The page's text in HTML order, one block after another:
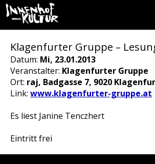
Klagenfurter Gruppe –
Datum: Mi, 23.01.2013
Veranstalter: Klagenfurter Gruppe
Ort: raj, Badgasse 7, 9020
Link: www.klagenfurter-gruppe.at
Es liest Janine Tenczhert
Eintritt frei